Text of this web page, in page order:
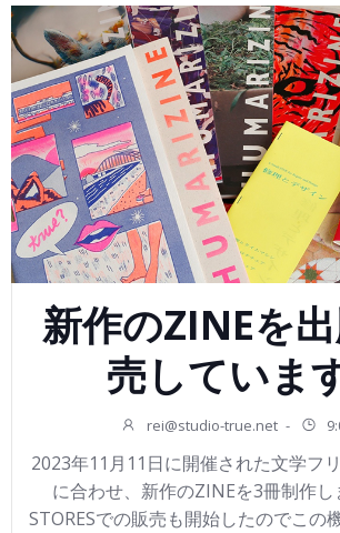
新作のZINEを
売していま
rei@studio-true.net -
2023年11月11日に開催された文学フ
に合わせ、新作のZINEを3冊制作し
STORESでの販売も開始したのでこの